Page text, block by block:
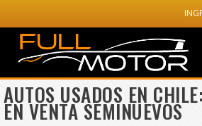
AUTOS USADOS EN
EN VENTA SEMINUEVOS